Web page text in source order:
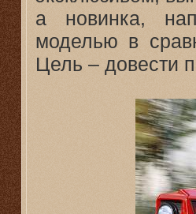
а новинка,
моделью в
Цель – довести